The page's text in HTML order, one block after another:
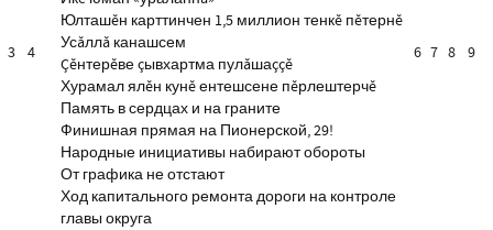
3 4
Юлташĕн карттинчен 1,5 миллион тенкĕ пĕтернĕ
Усăллă канашсем
Çĕнтерĕве çывхартма пулăшаççĕ
Хурамал ялĕн кунĕ ентешсене пĕрлештерчĕ
Память в сердцах и на граните
Финишная прямая на Пионерской, 29!
Народные инициативы набирают обороты
От графика не отстают
Ход капитального ремонта дороги на контроле
главы округа
6 7 8 9